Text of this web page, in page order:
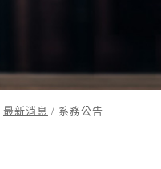
最新消息 / 系務公告